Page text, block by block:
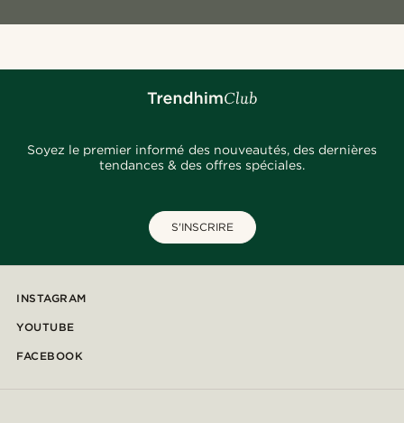
Soyez le premier informé des nouveautés, des dernières
tendances & des offres spéciales.
S'INSCRIRE
INSTAGRAM
YOUTUBE
FACEBOOK